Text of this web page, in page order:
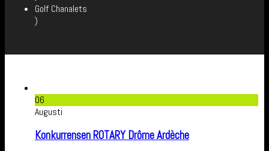
Golf Chanalets
)
06
Augusti
Konkurrensen ROTARY Drôme Ardèche